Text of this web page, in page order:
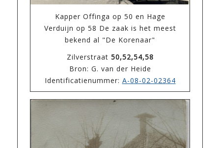
Kapper Offinga op 50 en Hage
Verduijn op 58 De zaak is het meest
bekend al "De Korenaar"
Zilverstraat 50,52,54,58
Bron: G. van der Heide
Identificatienummer: A-08-02-02364